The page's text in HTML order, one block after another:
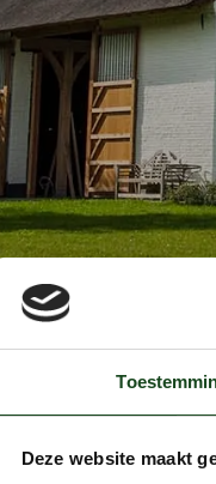
Deze website maakt
offre